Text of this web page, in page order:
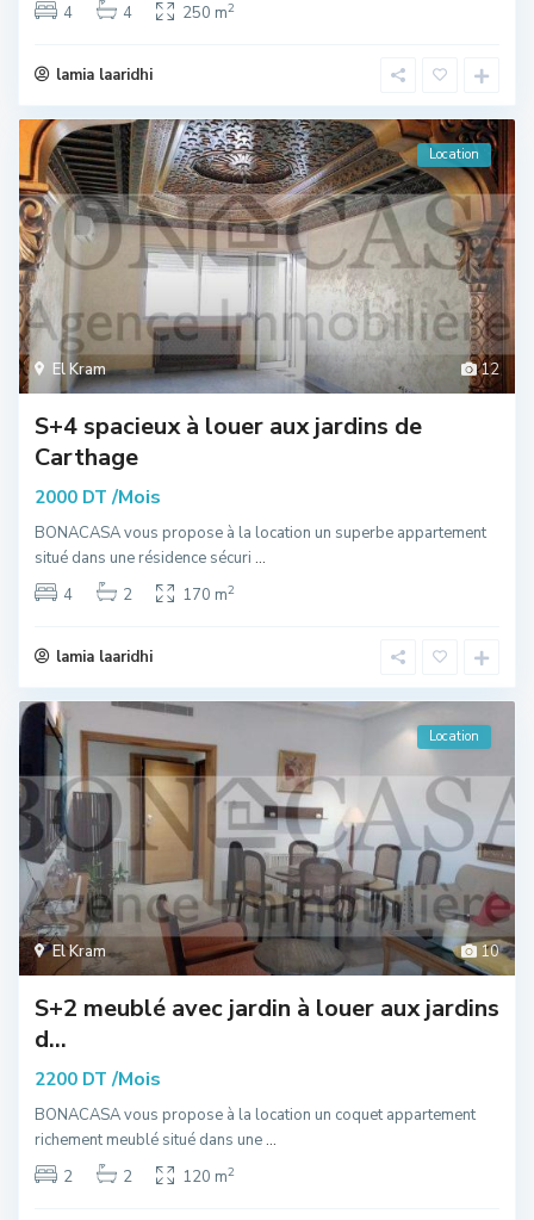
4 4 250 m2
lamia laaridhi
12
El Kram
Location
S+4 spacieux à louer aux jardins de
Carthage
2000 DT /Mois
BONACASA vous propose à la location un superbe appartement
situé dans une résidence sécuri ...
4
2 170 m2
lamia laaridhi
10
El Kram
Location
S+2 meublé avec jardin à louer aux jardins
d...
2200 DT /Mois
BONACASA vous propose à la location un coquet appartement
richement meublé situé dans une...
2
2 120 m2